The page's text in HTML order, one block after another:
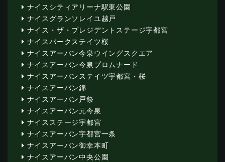
ナイスシティアリーナ駅東公園
ナイスグランソレイユ越戸
ナイス・ザ・プレジデントステージ宇都宮
ナイスパークステイツ桜
ナイスアーバン今泉ウイングスクエア
ナイスアーバン今泉プロムナード
ナイスアーバンステイツ宇都宮・桜
ナイスアーバン錦
ナイスアーバン戸祭
ナイスアーバン元今泉
ナイスステージ宇都宮
ナイスアーバン宇都宮一条
ナイスアーバン御幸本町
ナイスアーバン中央公園